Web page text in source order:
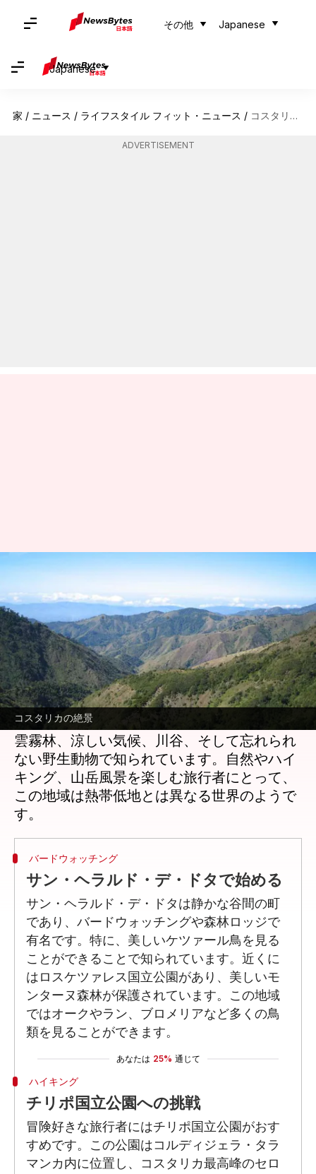
その他 Japanese
Japanese
家 / ニュース / ライフスタイル フィット・ニュース / コスタリカのタラマンカ山脈を探る旅
ADVERTISEMENT
コスタリカの絶景
コスタリカのタラマンカ山脈を
探る旅
著者 Keito Komeda Jun 03, 2026 10:16 pm
どんな話なの
コスタリカのタラマンカ山脈は、国の中でも
特に美しい景観と充実した旅行体験を提供し
ます。南部高地に広がるこの壮大な山脈は、
雲霧林、涼しい気候、川谷、そして忘れられ
ない野生動物で知られています。自然やハイ
キング、山岳風景を楽しむ旅行者にとって、
この地域は熱帯低地とは異なる世界のようで
バードウォッチング
サン・ヘラルド・デ・ドタで始める
サン・ヘラルド・デ・ドタは静かな谷間の町
であり、バードウォッチングや森林ロッジで
有名です。特に、美しいケツァール鳥を見る
ことができることで知られています。近くに
はロスケツァレス国立公園があり、美しいモ
ンターヌ森林が保護されています。この地域
ではオークやラン、ブロメリアなど多くの鳥
類を見ることができます。
あなたは 25% 通じて
ハイキング
チリポ国立公園への挑戦
冒険好きな旅行者にはチリポ国立公園がおす
すめです。この公園はコルディジェラ・タラ
マンカ内に位置し、コスタリカ最高峰のセロ